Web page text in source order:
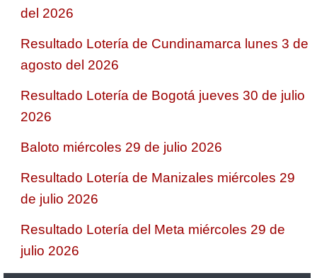
del 2026
Resultado Lotería de Cundinamarca lunes 3 de
agosto del 2026
Resultado Lotería de Bogotá jueves 30 de julio
2026
Baloto miércoles 29 de julio 2026
Resultado Lotería de Manizales miércoles 29
de julio 2026
Resultado Lotería del Meta miércoles 29 de
julio 2026